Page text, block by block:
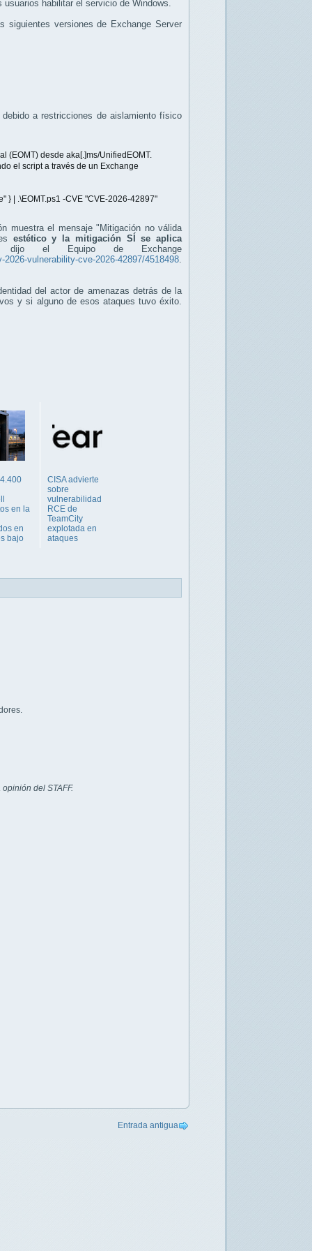
habilitar el servicio de Windows.
siguientes versiones de Exchange Server
a restricciones de aislamiento físico
(EOMT) desde aka[.]ms/UnifiedEOMT.
el script a través de un Exchange
} | .\EOMT.ps1 -CVE "CVE-2026-42897"
muestra el mensaje "Mitigación no válida
estético y la mitigación SÍ se aplica
el Equipo de Exchange
vulnerability-cve-2026-42897/4518498
del actor de amenazas detrás de la
y si alguno de esos ataques tuvo éxito.
en la
en
bajo
CISA advierte
sobre
vulnerabilidad
RCE de
TeamCity
explotada en
ataques
del STAFF.
Entrada antigua